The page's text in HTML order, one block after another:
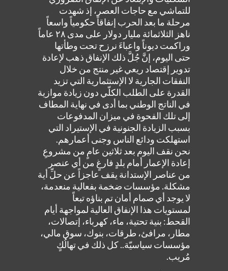
للتماشي مع حاجات العصر، إذ شهدت
مرحلة ما بعد الحرب إنفاقاً حكومياً واسعاً
ناهز الثلاثمائة مليار دولار على مدى ٢٨ عاماً
وراكمت ديوناً واعباءَ نرزح تحت وطأتها
حتى اليوم، إنَّ جُلَّ ذلك الإنفاق ذهب لإعادة
تدوير إقتصاد ريعي غير منتج من خلال
النفقات الجارية لا الإستثمارية التي تزيد
القدرة على الطلب الكلّي دون زيادة موازية
في الناتج الوطني بما أدى في نهاية المطاف
إلى تلك الفحوة في ميزان المدفوعات
بسبب الزيادة الجنونية في الإستيراد التي
استهلكت ودائع الناس وجنى أعمارهم.
نحن نقف اليوم بعد ثلاثين عامٍ من مشروعِ
إعادة الإعمار أمام بلدٍ فارغٍ من أي عنصر
من عناصر الإستدانة يقف عاجزاً عن حلِّ أية
مشكلة. مؤسسات ضخمة بفعالية منعدمة،
لا يوجد أي صمام أمان تم بناؤه تبعاً
لمستويات هذا الإنفاق العالية لمواجهة أيام
القحط: بنية تحتية، ماء، كهرباء، إتصالات،
مطار، مرافئ، طرقات، بنوك، سوق مالي،
مؤسسات سياسيّة.. كل ذلك في تهالُكٍ
مُريب.